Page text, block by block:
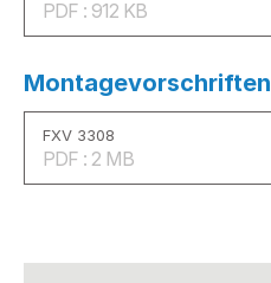
PDF : 912 KB
Montagevorschriften
FXV 3308
PDF : 2 MB